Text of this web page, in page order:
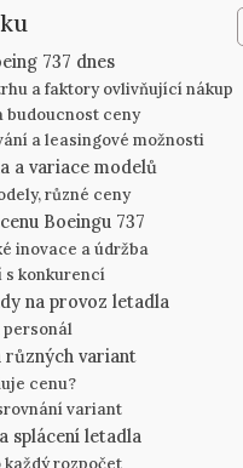
737 dnes
a faktory ovlivňující nákup
budoucnost ceny
a leasingové možnosti
a variace modelů
různé ceny
​Boeingu 737
inovace a údržba
s konkurencí
na ‌provoz letadla
personál
různých variant
cenu?
variant
​splácení letadla